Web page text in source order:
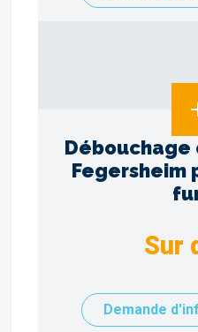
Débouchage
Fegersheim
Sur
Demande